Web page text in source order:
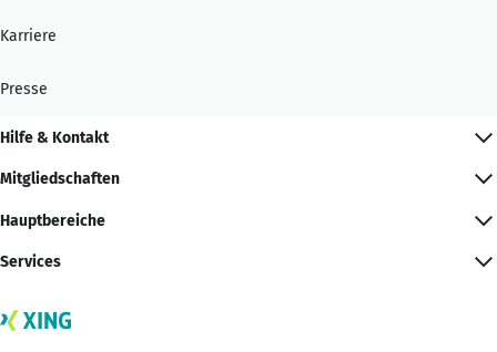
Karriere
Presse
Hilfe & Kontakt
Mitgliedschaften
Hauptbereiche
Services